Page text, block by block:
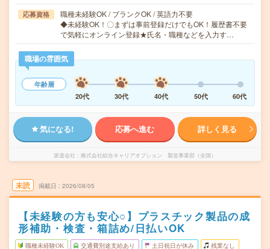
応募資格
職種未経験OK / ブランクOK / 英語力不要
◆未経験OK！〇まずは事前登録だけでもOK！履歴書不要
で気軽にオンライン登録★氏名・職種などを入力す…
職場の雰囲気
年齢層
20代
30代 40代 50代 60代
気になる! 応募へ進む 詳しく見る
派遣会社 株式会社綜合キャリアオプション 製造事業部（全国）
未読 掲載日 2026/08/05
【未経験の方も安心○】プラスチック製品の成
形補助・検査・箱詰め/日払いOK
職種未経験OK 交通費別途支給あり 土日祝日が休み 残業なし